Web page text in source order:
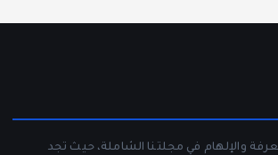
والإلهام في مجلتنا الشاملة، حيث تجد